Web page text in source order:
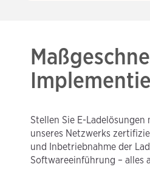
Stellen Sie E-
unseres Netzwerks
und Inbetriebnahme der
Softwareeinführung – alles